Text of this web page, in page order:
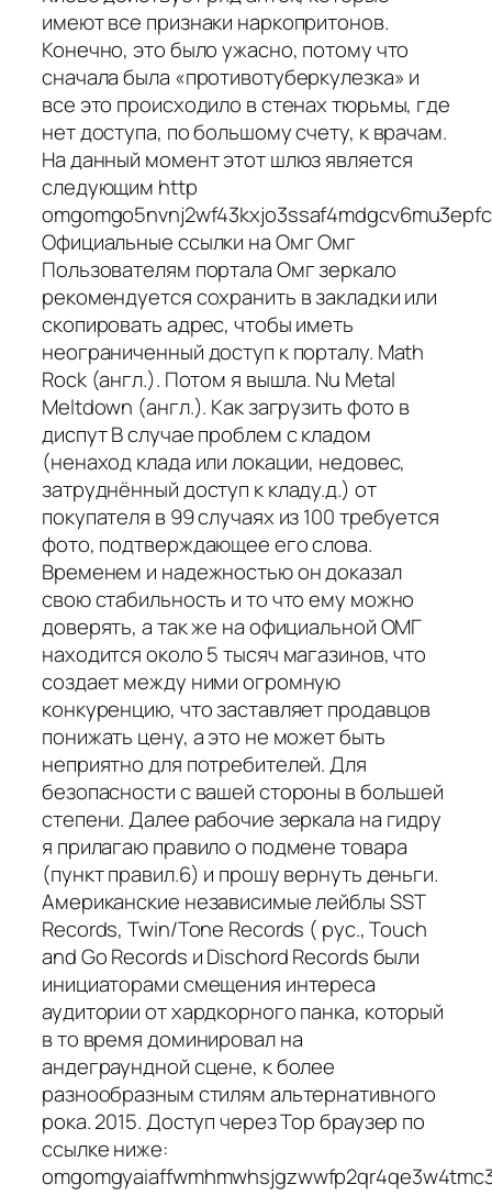
имеют все признаки наркопритонов.
Конечно, это было ужасно, потому что
сначала была «противотуберкулезка» и
все это происходило в стенах тюрьмы, где
нет доступа, по большому счету, к врачам.
На данный момент этот шлюз является
следующим http
Официальные ссылки на Омг Омг
Пользователям портала Омг зеркало
рекомендуется сохранить в закладки или
скопировать адрес, чтобы иметь
неограниченный доступ к порталу. Math
Rock (англ.). Потом я вышла. Nu Metal
Meltdown (англ.). Как загрузить фото в
диспут В случае проблем с кладом
(ненаход клада или локации, недовес,
затруднённый доступ к кладу.д.) от
покупателя в 99 случаях из 100 требуется
фото, подтверждающее его слова.
Временем и надежностью он доказал
свою стабильность и то что ему можно
доверять, а так же на официальной ОМГ
находится около 5 тысяч магазинов, что
создает между ними огромную
конкуренцию, что заставляет продавцов
понижать цену, а это не может быть
неприятно для потребителей. Для
безопасности с вашей стороны в большей
степени. Далее рабочие зеркала на гидру
я прилагаю правило о подмене товара
(пункт правил.6) и прошу вернуть деньги.
Американские независимые лейблы SST
Records, Twin/Tone Records ( рус., Touch
and Go Records и Dischord Records были
инициаторами смещения интереса
аудитории от хардкорного панка, который
в то время доминировал на
андеграундной сцене, к более
разнообразным стилям альтернативного
рока. 2015. Доступ через Тор браузер по
ссылке ниже: